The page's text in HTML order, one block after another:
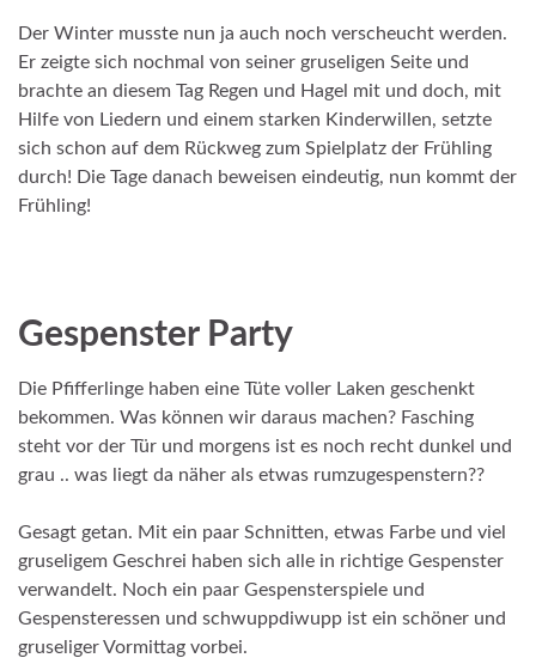
Der Winter musste nun ja auch noch verscheucht werden.
Er zeigte sich nochmal von seiner gruseligen Seite und
brachte an diesem Tag Regen und Hagel mit und doch, mit
Hilfe von Liedern und einem starken Kinderwillen, setzte
sich schon auf dem Rückweg zum Spielplatz der Frühling
durch! Die Tage danach beweisen eindeutig, nun kommt der
Frühling!
Gespenster Party
Die Pfifferlinge haben eine Tüte voller Laken geschenkt
bekommen. Was können wir daraus machen? Fasching
steht vor der Tür und morgens ist es noch recht dunkel und
grau .. was liegt da näher als etwas rumzugespenstern??
Gesagt getan. Mit ein paar Schnitten, etwas Farbe und viel
gruseligem Geschrei haben sich alle in richtige Gespenster
verwandelt. Noch ein paar Gespensterspiele und
Gespensteressen und schwuppdiwupp ist ein schöner und
gruseliger Vormittag vorbei.